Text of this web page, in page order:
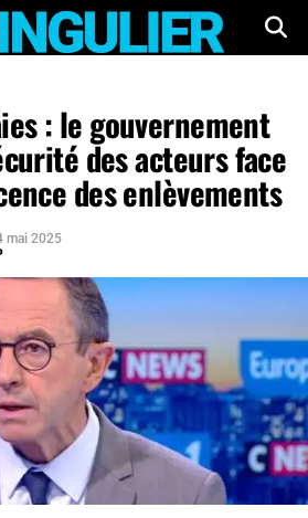
: le gouvernement
des acteurs face
des enlèvements
mai 2025